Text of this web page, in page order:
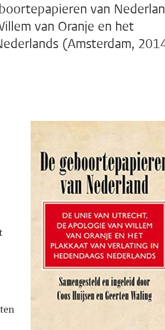
van
van Oranje en het
(Amsterdam,